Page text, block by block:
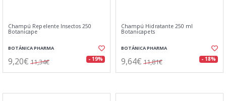
Champú Repelente Insectos 250
Botanicape
BOTÁNICA PHARMA
9,20€ 11,34€ - 19%
Champú Hidratante 250 ml
Botanicapets
BOTÁNICA PHARMA
9,64€ 11,81€ - 18%